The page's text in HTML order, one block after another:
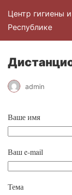
Центр гигиены
Республике
admin
Ваше имя
Ваш e-mail
Тема